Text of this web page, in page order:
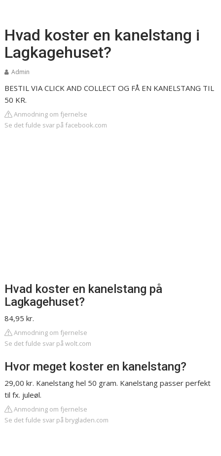
Hvad koster en kanelstang i
Lagkagehuset?
Admin
BESTIL VIA CLICK AND COLLECT OG FÅ EN KANELSTANG TIL
50 KR.
Anmodning om fjernelse
Se det fulde svar på facebook.com
Hvad koster en kanelstang på
Lagkagehuset?
84,95 kr.
Anmodning om fjernelse
Se det fulde svar på wolt.com
Hvor meget koster en kanelstang?
29,00 kr. Kanelstang hel 50 gram. Kanelstang passer perfekt
til fx. juleøl.
Anmodning om fjernelse
Se det fulde svar på brygladen.com